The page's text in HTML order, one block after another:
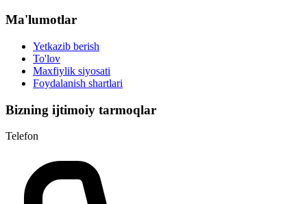
Ma'lumotlar
Yetkazib berish
To'lov
Maxfiylik siyosati
Foydalanish shartlari
Bizning ijtimoiy tarmoqlar
Telefon